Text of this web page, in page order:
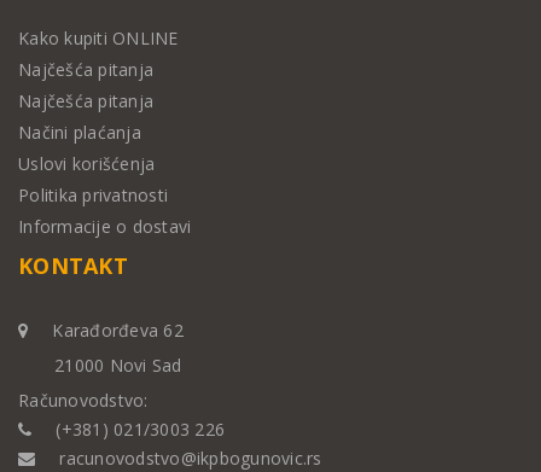
Kako kupiti ONLINE
Najčešća pitanja
Najčešća pitanja
Načini plaćanja
Uslovi korišćenja
Politika privatnosti
Informacije o dostavi
KONTAKT
Karađorđeva 62
21000 Novi Sad
Računovodstvo:
(+381) 021/3003 226
racunovodstvo@ikpbogunovic.rs